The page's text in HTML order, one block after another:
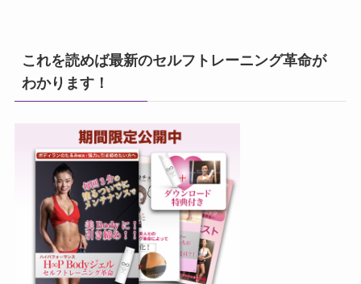
これを読めば最新のセルフトレーニング革命が
わかります！